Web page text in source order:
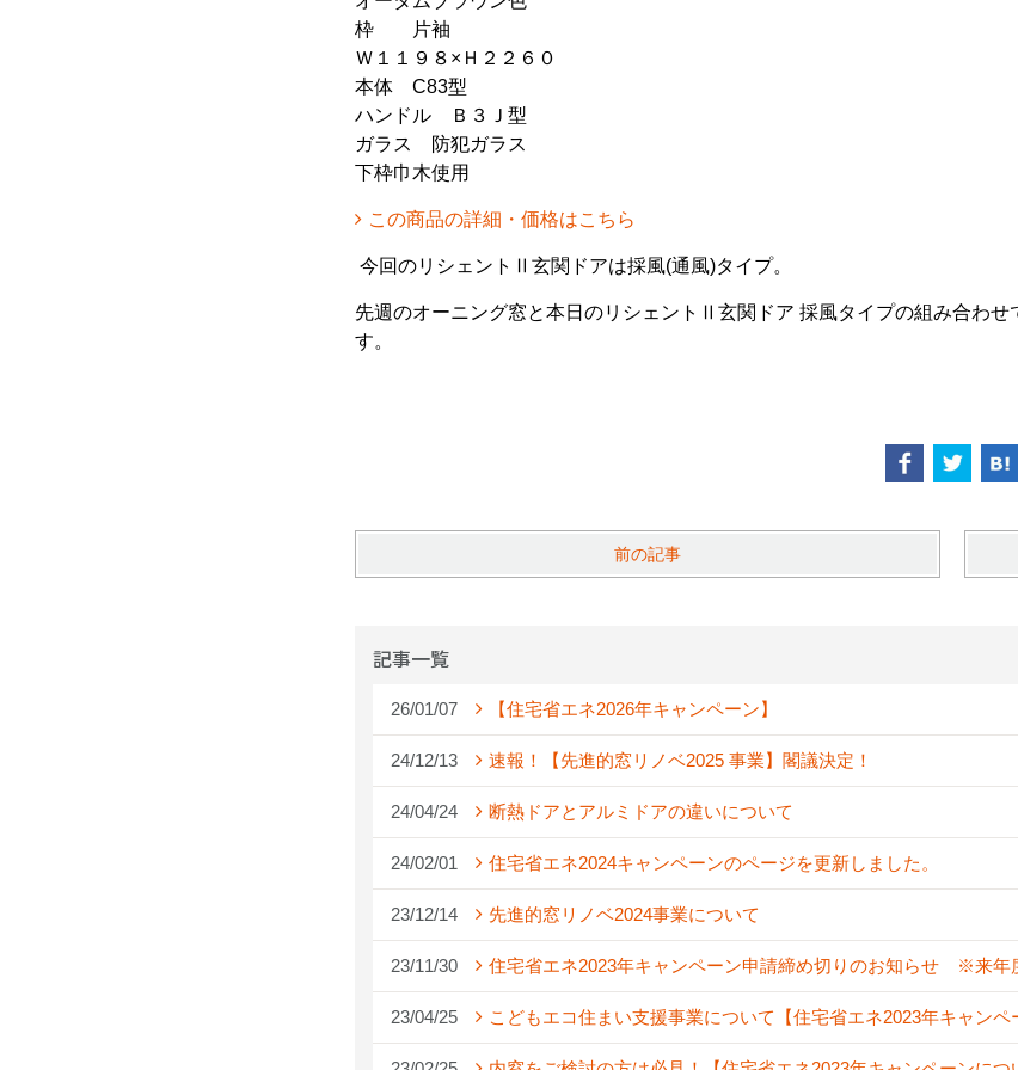
枠 片袖
Ｗ１１９８×Ｈ２２６０
本体 C83型
ハンドル Ｂ３Ｊ型
ガラス 防犯ガラス
下枠巾木使用
この商品の詳細・価格はこちら
今回のリシェントⅡ玄関ドアは採風(通風)タイプ。
先週のオーニング窓と本日のリシェントⅡ玄関ドア 採風タイプの組み合わ
す。
前の記事
記事一覧
26/01/07 【住宅省エネ2026年キャンペーン】
24/12/13 速報！【先進的窓リノベ2025 事業】閣議決定！
24/04/24 断熱ドアとアルミドアの違いについて
24/02/01 住宅省エネ2024キャンペーンのページを更新しました。
23/12/14 先進的窓リノベ2024事業について
23/11/30 住宅省エネ2023年キャンペーン申請締め切りのお知らせ ※来
23/04/25 こどもエコ住まい支援事業について【住宅省エネ2023年キャンペ